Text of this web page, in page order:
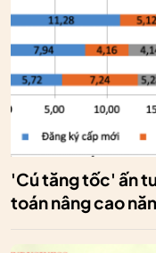
'Cú tăng tốc' ấn
toán nâng cao